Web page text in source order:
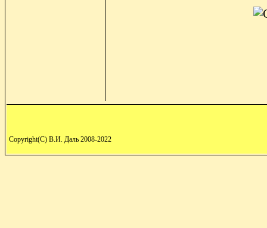
Copyright(C) В.И. Даль 2008-2022